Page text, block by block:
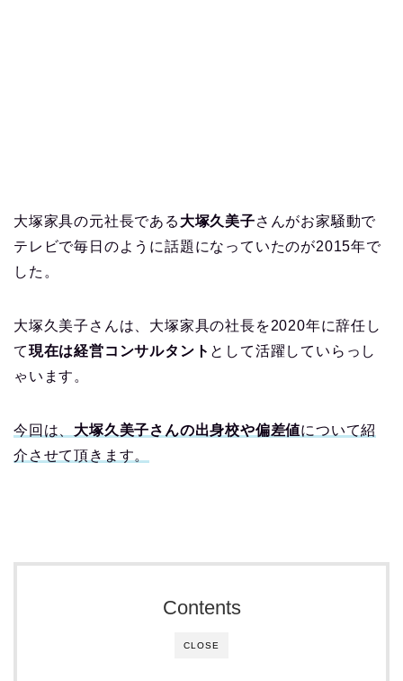
大塚家具の元社長である 大塚久美子さんがお家騒動で
テレビで毎日のように話題になっていたのが2015年で
した。
大塚久美子さんは、大塚家具の社長を2020年に辞任し
て現在は経営コンサルタント として活躍していらっし
ゃいます。
今回は、 大塚久美子さんの出身校や偏差値について紹
介させて頂きます。
CLOSE
Contents